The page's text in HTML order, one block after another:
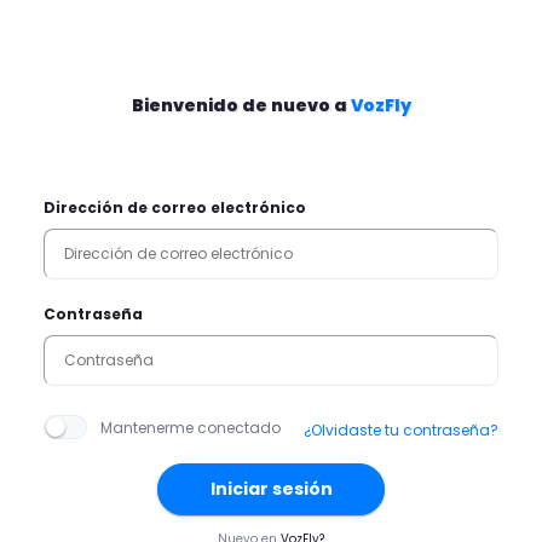
Bienvenido de nuevo aVozFly
Dirección de correo electrónico
Contraseña
Mantenerme conectado ¿Olvidaste tu contraseña?
Iniciar sesión